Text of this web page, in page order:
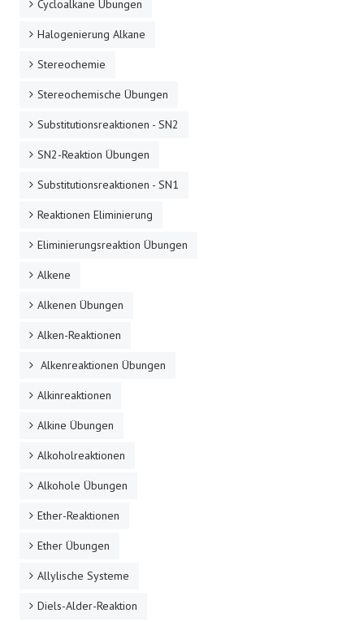
Cycloalkane Übungen
Halogenierung Alkane
Stereochemie
Stereochemische Übungen
Substitutionsreaktionen - SN2
SN2-Reaktion Übungen
Substitutionsreaktionen - SN1
Reaktionen Eliminierung
Eliminierungsreaktion Übungen
Alkene
Alkenen Übungen
Alken-Reaktionen
Alkenreaktionen Übungen
Alkinreaktionen
Alkine Übungen
Alkoholreaktionen
Alkohole Übungen
Ether-Reaktionen
Ether Übungen
Allylische Systeme
Diels-Alder-Reaktion